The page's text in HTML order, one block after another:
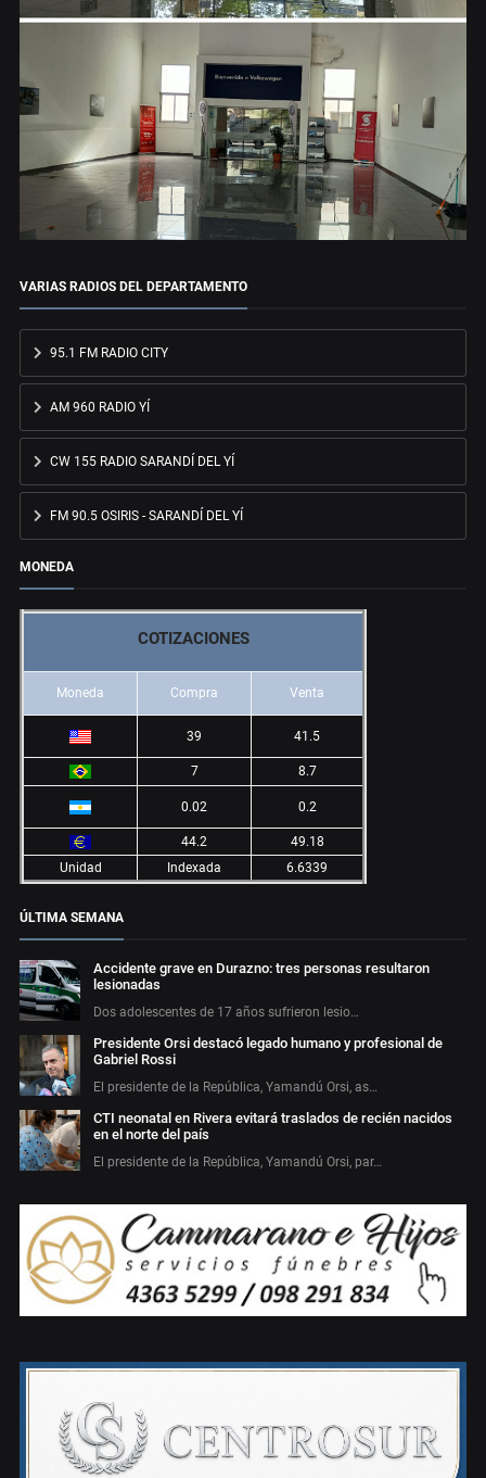
VARIAS RADIOS DEL DEPARTAMENTO
95.1 FM RADIO CITY
AM 960 RADIO YÍ
CW 155 RADIO SARANDÍ DEL YÍ
FM 90.5 OSIRIS - SARANDÍ DEL YÍ
MONEDA
COTIZACIONES
Moneda Compra Venta
39 41.5
7 8.7
0.02 0.2
44.2
49.18
Unidad
Indexada 6.6339
ÚLTIMA SEMANA
Accidente grave en Durazno: tres personas resultaron
lesionadas
Dos adolescentes de 17 años sufrieron lesio…
Presidente Orsi destacó legado humano y profesional de
Gabriel Rossi
El presidente de la República, Yamandú Orsi, as…
CTI neonatal en Rivera evitará traslados de recién nacidos
en el norte del país
El presidente de la República, Yamandú Orsi, par…